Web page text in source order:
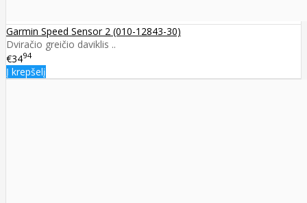
Garmin Speed Sensor 2 (010-12843-30)
Dviračio greičio daviklis ..
€3494
Į krepšelį